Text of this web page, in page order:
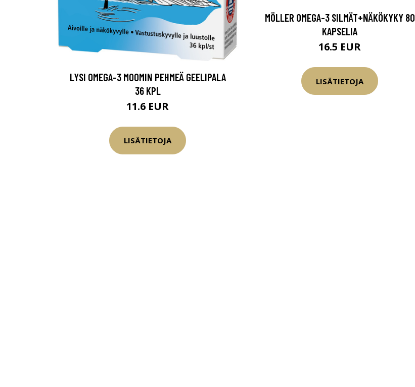
LYSI OMEGA-3 MOOMIN PEHMEÄ GEELIPALA
36 KPL
11.6 EUR
LISÄTIETOJA
MÖLLER OMEGA-3 SILMÄT+NÄKÖKYKY 80
KAPSELIA
16.5 EUR
LISÄTIETOJA